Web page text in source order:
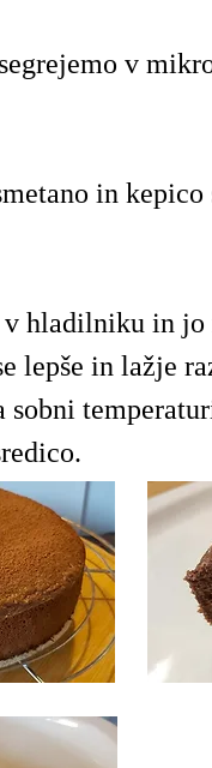
v
in
hladilniku in jo
lepše in lažje
sobni